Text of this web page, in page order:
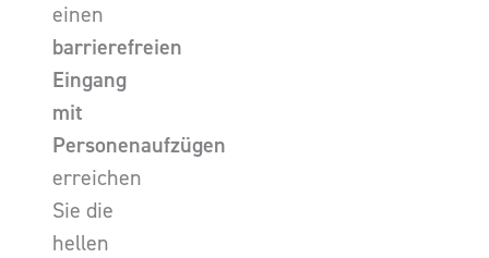
einen
barrierefreien
Eingang
mit
Personenaufzügen
erreichen
Sie die
hellen